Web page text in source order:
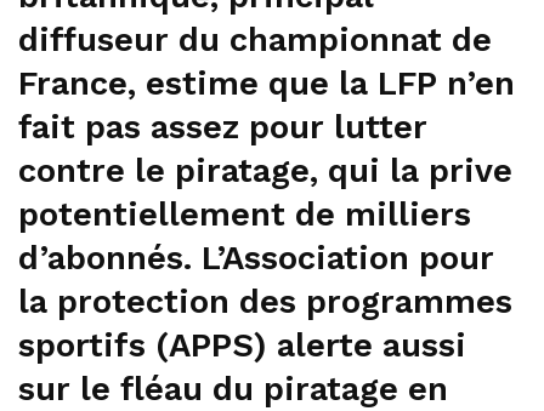
diffuseur du championnat de
France, estime que la LFP n’en
fait pas assez pour lutter
contre le piratage, qui la prive
potentiellement de milliers
d’abonnés. L’Association pour
la protection des programmes
sportifs (APPS) alerte aussi
sur le fléau du piratage en